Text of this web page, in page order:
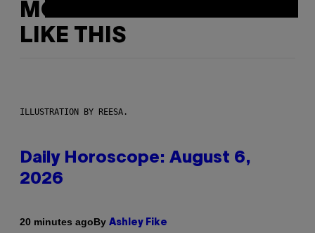
MORE
LIKE THIS
ILLUSTRATION BY REESA.
Daily Horoscope: August 6,
2026
20 minutes agoBy Ashley Fike